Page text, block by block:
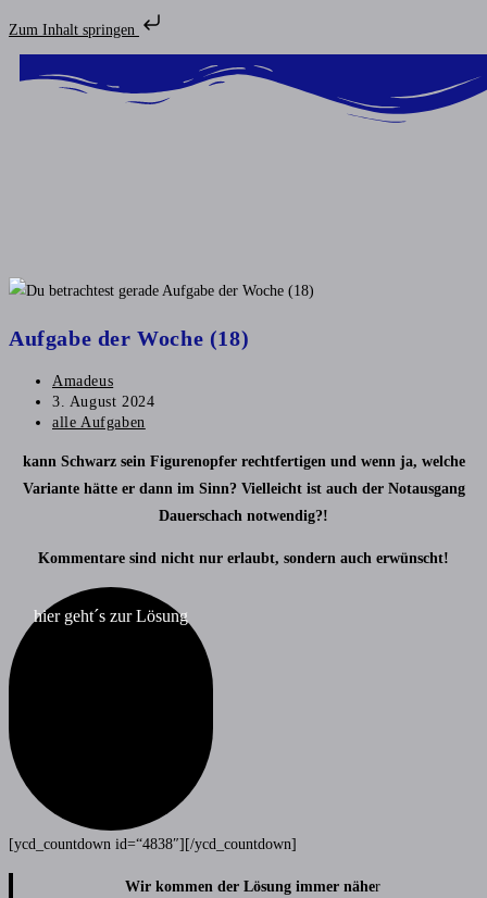
Zum Inhalt springen
Aufgabe der Woche (18)
Amadeus
3. August 2024
alle Aufgaben
kann Schwarz sein Figurenopfer rechtfertigen und wenn ja, welche
Variante hätte er dann im Sinn? Vielleicht ist auch der Notausgang
Dauerschach notwendig?!
Kommentare sind nicht nur erlaubt, sondern auch erwünscht!
hier geht´s zur Lösung
[ycd_countdown id=“4838″][/ycd_countdown]
Wir kommen der Lösung immer näher